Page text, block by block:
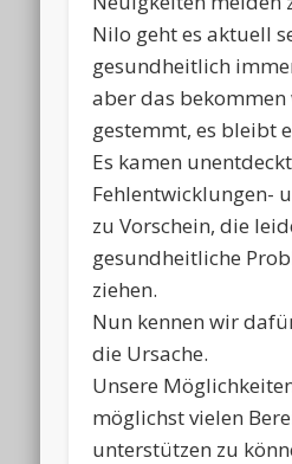
Nilo geht es aktuell
gesundheitlich
aber das
gestemmt, es bleibt
Es kamen
Fehlentwicklungen-
zu Vorschein, die
gesundheitliche
ziehen.
Nun kennen wir
die Ursache.
Unsere
möglichst vielen
unterstützen zu